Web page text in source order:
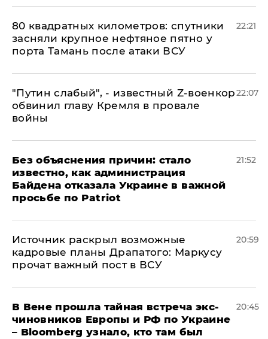
80 квадратных километров: спутники
засняли крупное нефтяное пятно у
порта Тамань после атаки ВСУ
22:21
​"Путин слабый", - известный Z-военкор
обвинил главу Кремля в провале
войны
22:07
Без объяснения причин: стало
известно, как администрация
Байдена отказала Украине в важной
просьбе по Patriot
21:52
​Источник раскрыл возможные
кадровые планы Драпатого: Маркусу
прочат важный пост в ВСУ
20:59
В Вене прошла тайная встреча экс-
чиновников Европы и РФ по Украине
– Bloomberg узнало, кто там был
20:45